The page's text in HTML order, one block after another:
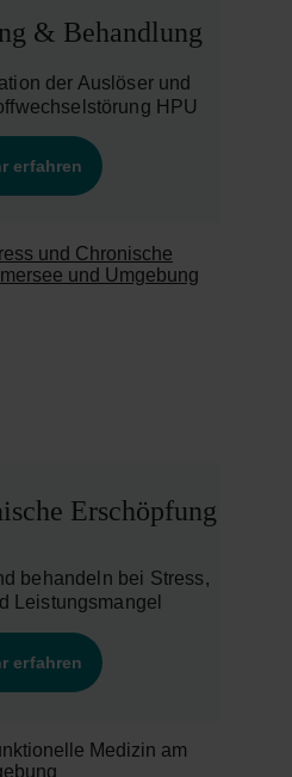
& Behandlung
der Auslöser und
HPU
Erschöpfung
behandeln bei Stress,
Leistungsmangel
erfahren
erfahren